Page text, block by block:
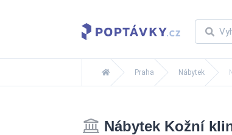
Praha Nábytek
Nábytek Kožní